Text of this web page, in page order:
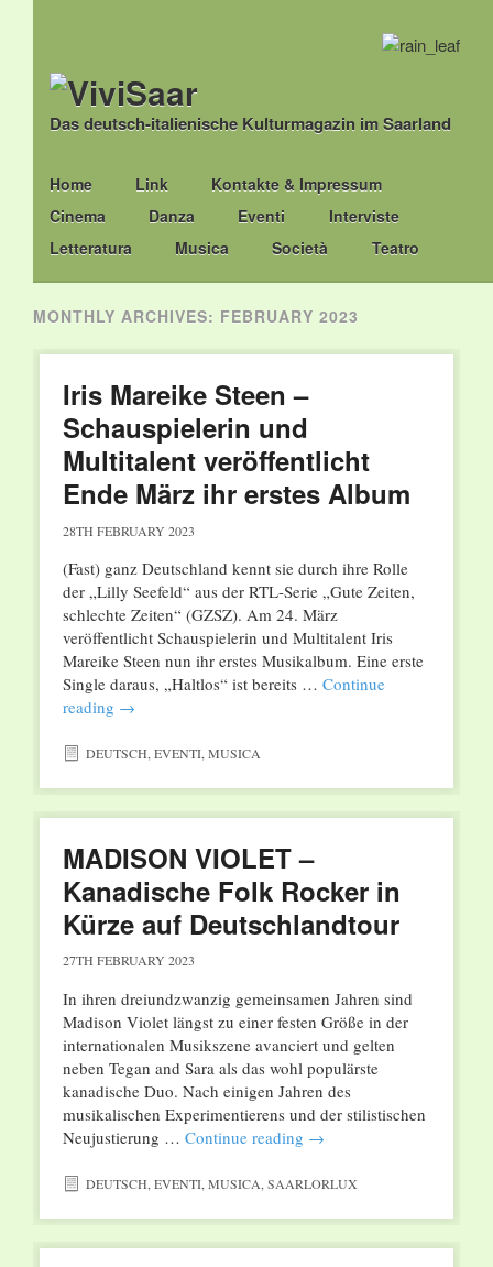
Das deutsch-italienische Kulturmagazin im Saarland
Main menu
Skip
to
content
Home Link
Kontakte & Impressum
Cinema
Danza Eventi
Interviste
Letteratura
Musica Società Teatro
MONTHLY ARCHIVES: FEBRUARY 2023
Iris Mareike Steen –
Schauspielerin und
Multitalent veröffentlicht
Ende März ihr erstes Album
28TH FEBRUARY 2023
(Fast) ganz Deutschland kennt sie durch ihre Rolle
der „Lilly Seefeld“ aus der RTL-Serie „Gute Zeiten,
schlechte Zeiten“ (GZSZ). Am 24. März
veröffentlicht Schauspielerin und Multitalent Iris
Mareike Steen nun ihr erstes Musikalbum. Eine erste
Single daraus, „Haltlos“ ist bereits … Continue
reading →
DEUTSCH,EVENTI,MUSICA
MADISON VIOLET –
Kanadische Folk Rocker in
Kürze auf Deutschlandtour
27TH FEBRUARY 2023
In ihren dreiundzwanzig gemeinsamen Jahren sind
Madison Violet längst zu einer festen Größe in der
internationalen Musikszene avanciert und gelten
neben Tegan and Sara als das wohl populärste
kanadische Duo. Nach einigen Jahren des
musikalischen Experimentierens und der stilistischen
Neujustierung … Continue reading →
DEUTSCH EVENTI, MUSICA SAARLORLUX